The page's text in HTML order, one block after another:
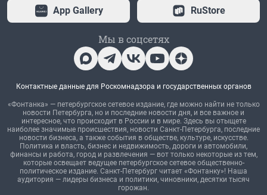
App Gallery RuStore
Мы в соцсетях
Контактные данные для Роскомнадзора и государственных органов
«Фонтанка» — петербургское сетевое издание, где можно найти не только
новости Петербурга, но и последние новости дня, и все важное и
интересное, что происходит в России и в мире. Здесь вы отыщете
наиболее значимые происшествия, новости Санкт-Петербурга, последние
новости бизнеса, а также события в обществе, культуре, искусстве.
Политика и власть, бизнес и недвижимость, дороги и автомобили,
финансы и работа, город и развлечения — вот только некоторые из тем,
которые освещает ведущее петербургское сетевое общественно-
политическое издание. Санкт-Петербург читает «Фонтанку»! Наша
аудитория — лидеры бизнеса и политики, чиновники, десятки тысяч
горожан.